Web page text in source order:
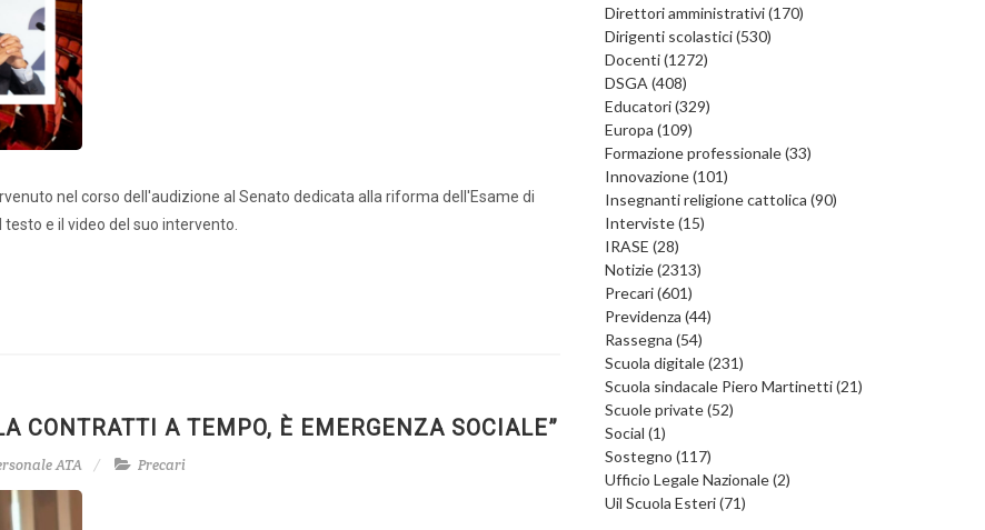
nel corso dell'audizione al Senato dedicata alla riforma dell'Esame di
e il video del suo intervento.
CONTRATTI A TEMPO, È EMERGENZA SOCIALE”
ATA Precari
Direttori amministrativi (170)
Dirigenti scolastici (530)
Docenti (1272)
DSGA (408)
Educatori (329)
Europa (109)
Formazione professionale (33)
Innovazione (101)
Insegnanti religione cattolica (90)
Interviste (15)
IRASE (28)
Notizie (2313)
Precari (601)
Previdenza (44)
Rassegna (54)
Scuola digitale (231)
Scuola sindacale Piero Martinetti (21)
Scuole private (52)
Social (1)
Sostegno (117)
Ufficio Legale Nazionale (2)
Uil Scuola Esteri (71)